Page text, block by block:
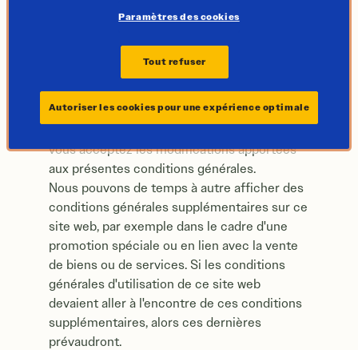
conditions, vous devez immédiatement
présentes conditions générales, qui
prendront effet à la date de leur publication
vous acceptez les modifications apportées
aux présentes conditions générales.
Nous pouvons de temps à autre afficher des
conditions générales supplémentaires sur ce
site web, par exemple dans le cadre d'une
promotion spéciale ou en lien avec la vente
de biens ou de services. Si les conditions
générales d'utilisation de ce site web
devaient aller à l'encontre de ces conditions
supplémentaires, alors ces dernières
prévaudront.
Paramètres des cookies
Tout refuser
Autoriser les cookies pour une expérience optimale